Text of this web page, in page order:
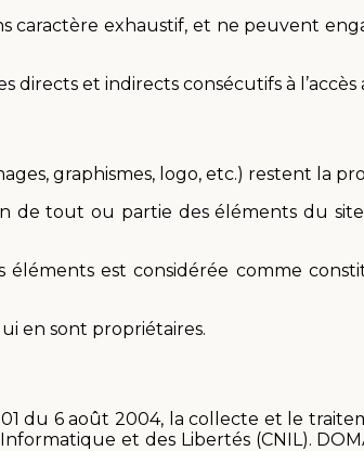
caractère exhaustif, et ne peuvent
et indirects consécutifs à l’accès
graphismes, logo, etc.) restent la
de tout ou partie des éléments du
est considérée comme
en sont propriétaires.
du 6 août 2004, la collecte et le
et des Libertés (CNIL).